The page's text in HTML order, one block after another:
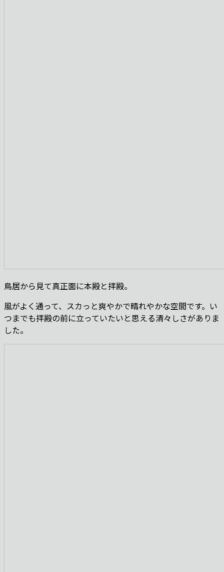
鳥居から見て真正面に本殿と拝殿。
風がよく通って、スカっと爽やかで晴れやかな空間です。い
つまでも拝殿の前に立っていたいと思える清々しさがありま
した。